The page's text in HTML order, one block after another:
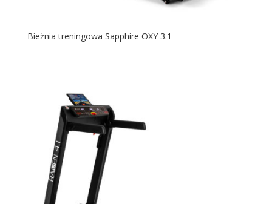
Bieżnia treningowa Sapphire OXY 3.1